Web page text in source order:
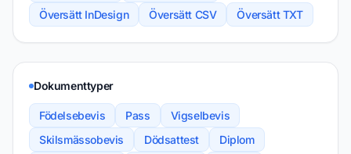
Översätt InDesign
Översätt CSV Översätt TXT
Dokumenttyper
Födelsebevis Pass
Vigselbevis
Skilsmässobevis
Dödsattest
Diplom